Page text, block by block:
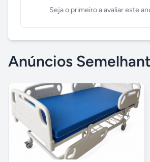
Seja o primeiro a avaliar este
Anúncios